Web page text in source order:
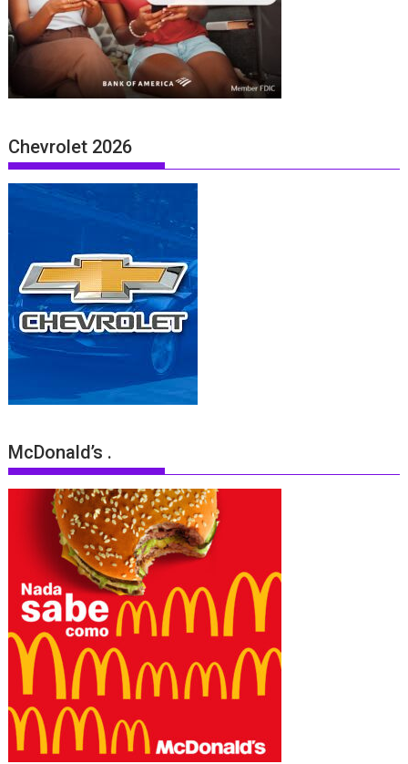
Chevrolet 2026
McDonald’s .